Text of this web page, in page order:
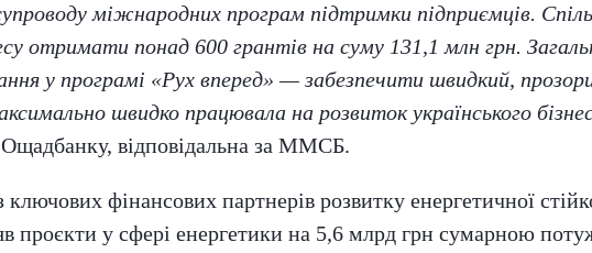
міжнародних програм підтримки підприємців.
отримати понад 600 грантів на суму 131,1 млн грн.
у програмі «Рух вперед» — забезпечити швидкий,
швидко працювала на розвиток українського
відповідальна за ММСБ.
фінансових партнерів розвитку енергетичної
проєкти у сфері енергетики на 5,6 млрд грн сумарною